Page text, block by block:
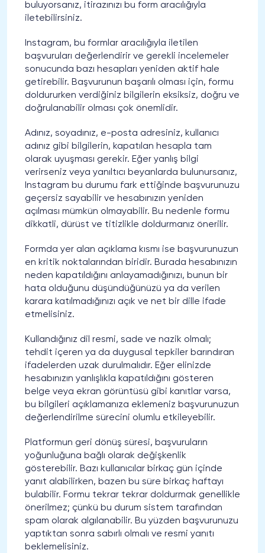
buluyorsanız, itirazınızı bu form aracılığıyla
iletebilirsiniz.
Instagram, bu formlar aracılığıyla iletilen
başvuruları değerlendirir ve gerekli incelemeler
sonucunda bazı hesapları yeniden aktif hale
getirebilir. Başvurunun başarılı olması için, formu
doldururken verdiğiniz bilgilerin eksiksiz, doğru ve
doğrulanabilir olması çok önemlidir.
Adınız, soyadınız, e-posta adresiniz, kullanıcı
adınız gibi bilgilerin, kapatılan hesapla tam
olarak uyuşması gerekir. Eğer yanlış bilgi
verirseniz veya yanıltıcı beyanlarda bulunursanız,
Instagram bu durumu fark ettiğinde başvurunuzu
geçersiz sayabilir ve hesabınızın yeniden
açılması mümkün olmayabilir. Bu nedenle formu
dikkatli, dürüst ve titizlikle doldurmanız önerilir.
Formda yer alan açıklama kısmı ise başvurunuzun
en kritik noktalarından biridir. Burada hesabınızın
neden kapatıldığını anlayamadığınızı, bunun bir
hata olduğunu düşündüğünüzü ya da verilen
karara katılmadığınızı açık ve net bir dille ifade
etmelisiniz.
Kullandığınız dil resmi, sade ve nazik olmalı;
tehdit içeren ya da duygusal tepkiler barındıran
ifadelerden uzak durulmalıdır. Eğer elinizde
hesabınızın yanlışlıkla kapatıldığını gösteren
belge veya ekran görüntüsü gibi kanıtlar varsa,
bu bilgileri açıklamanıza eklemeniz başvurunuzun
değerlendirilme sürecini olumlu etkileyebilir.
Platformun geri dönüş süresi, başvuruların
yoğunluğuna bağlı olarak değişkenlik
gösterebilir. Bazı kullanıcılar birkaç gün içinde
yanıt alabilirken, bazen bu süre birkaç haftayı
bulabilir. Formu tekrar tekrar doldurmak genellikle
önerilmez; çünkü bu durum sistem tarafından
spam olarak algılanabilir. Bu yüzden başvurunuzu
yaptıktan sonra sabırlı olmalı ve resmi yanıtı
beklemelisiniz.